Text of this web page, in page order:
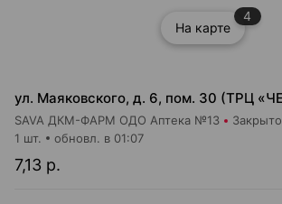
На карте
4
SAVA ДКМ-ФАРМ ОДО Аптека №13 Закрыто
7,13 р.
1 шт. обновл. в 01:07